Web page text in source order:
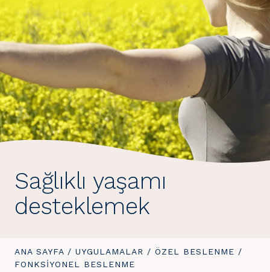
Sağlıklı yaşamı
desteklemek
BURADASINIZ:
ANA SAYFA / UYGULAMALAR / ÖZEL BESLENME /
FONKSIYONEL BESLENME